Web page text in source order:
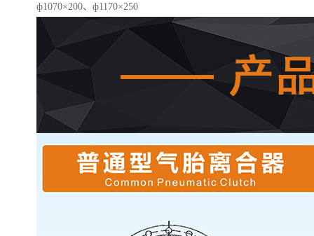
ф1070×200、ф1170×250